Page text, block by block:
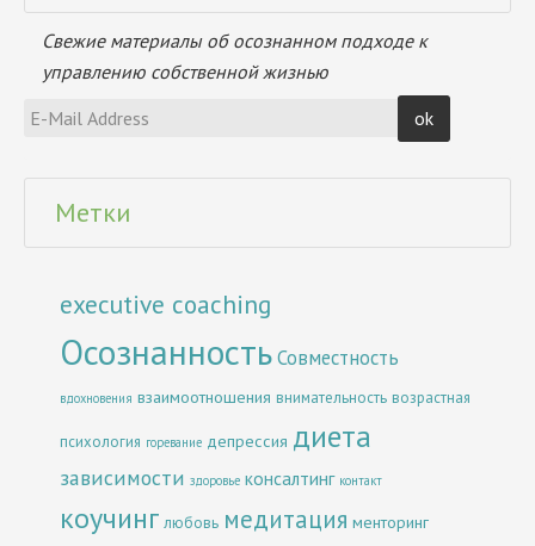
Свежие материалы об осознанном подходе к
управлению собственной жизнью
Метки
executive coaching
ОсознанностьСовместность
вдохновения взаимоотношения внимательность возрастная
психология горевание депрессия диета
зависимости здоровье консалтинг контакт
коучинг любовь медитация менторинг